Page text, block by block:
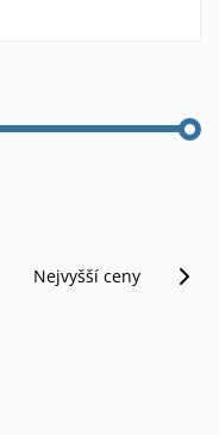
Nejvyšší ceny